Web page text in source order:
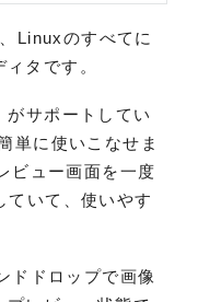
Linuxのすべてに
タです。
サポートしてい
単に使いこなせま
ビュー画面を一度
ていて、使いやす
ドドロップで画像